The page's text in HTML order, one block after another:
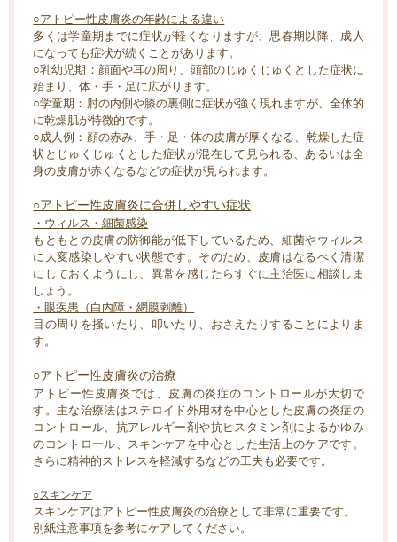
○アトピー性皮膚炎の年齢による違い
多くは学童期までに症状が軽くなりますが、思春期以降、成人
になっても症状が続くことがあります。
○乳幼児期：顔面や耳の周り、頭部のじゅくじゅくとした症状に
始まり、体・手・足に広がります。
○学童期：肘の内側や膝の裏側に症状が強く現れますが、全体的
に乾燥肌が特徴的です。
○成人例：顔の赤み、手・足・体の皮膚が厚くなる、乾燥した症
状とじゅくじゅくとした症状が混在して見られる、あるいは全
身の皮膚が赤くなるなどの症状が見られます。
○アトピー性皮膚炎に合併しやすい症状
・ウィルス・細菌感染
もともとの皮膚の防御能が低下しているため、細菌やウィルス
に大変感染しやすい状態です。そのため、皮膚はなるべく清潔
にしておくようにし、異常を感じたらすぐに主治医に相談しま
しょう。
・眼疾患（白内障・網膜剥離）
目の周りを掻いたり、叩いたり、おさえたりすることによりま
す。
○アトピー性皮膚炎の治療
アトピー性皮膚炎では、皮膚の炎症のコントロールが大切で
す。主な治療法はステロイド外用材を中心とした皮膚の炎症の
コントロール、抗アレルギー剤や抗ヒスタミン剤によるかゆみ
のコントロール、スキンケアを中心とした生活上のケアです。
さらに精神的ストレスを軽減するなどの工夫も必要です。
○スキンケア
スキンケアはアトピー性皮膚炎の治療として非常に重要です。
別紙注意事項を参考にケアしてください。